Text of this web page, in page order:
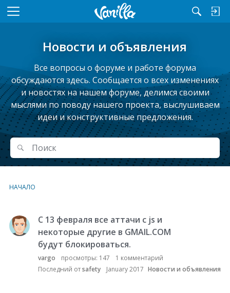
M
Новости и объявления
Все вопросы о форуме и работе форума
обсуждаются здесь. Сообщается о всех изменениях
и новостях на нашем форуме, делимся своими
мыслями по поводу нашего проекта, выслушиваем
идеи и конструктивные предложения.
Поиск
Поиск
НАЧАЛО
С
п
С 13 февраля все аттачи с js и
некоторые другие в GMAIL.COM
будут блокироваться.
vargo просмотры: 147 1 комментарий
Последний отsafety January 2017 Новости и объявления